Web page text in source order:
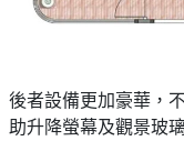
後者設備更加豪華，
助升降螢幕及觀景玻